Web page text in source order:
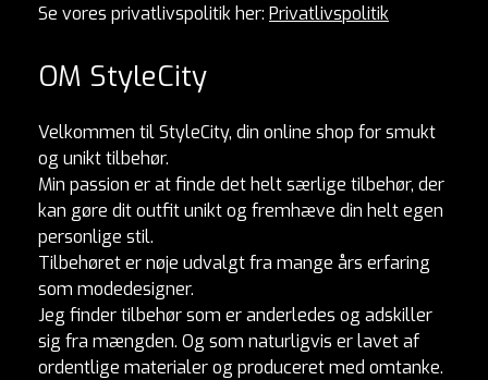
Se vores privatlivspolitik her: Privatlivspolitik
OM StyleCity
Velkommen til StyleCity, din online shop for smukt
og unikt tilbehør.
Min passion er at finde det helt særlige tilbehør, der
kan gøre dit outfit unikt og fremhæve din helt egen
personlige stil.
Tilbehøret er nøje udvalgt fra mange års erfaring
som modedesigner.
Jeg finder tilbehør som er anderledes og adskiller
sig fra mængden. Og som naturligvis er lavet af
ordentlige materialer og produceret med omtanke.